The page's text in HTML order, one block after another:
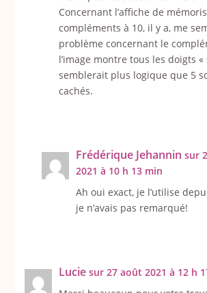
Concernant l’affiche de
compléments à 10, il y a, me
problème concernant le
l’image montre tous les doigts «
semblerait plus logique que 5
cachés.
Frédérique Jehannin sur
2021 à 10 h 13 min
Ah oui exact, je l’utilise
je n’avais pas remarqué!
Lucie sur 27 août 2021 à 12 h